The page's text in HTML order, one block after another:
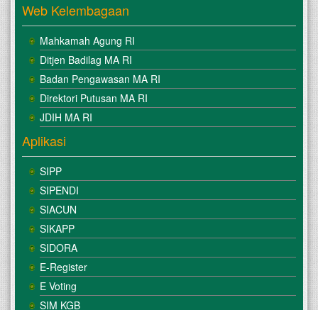
Web Kelembagaan
Mahkamah Agung RI
Ditjen Badilag MA RI
Badan Pengawasan MA RI
Direktori Putusan MA RI
JDIH MA RI
Aplikasi
SIPP
SIPENDI
SIACUN
SIKAPP
SIDORA
E-Register
E Voting
SIM KGB